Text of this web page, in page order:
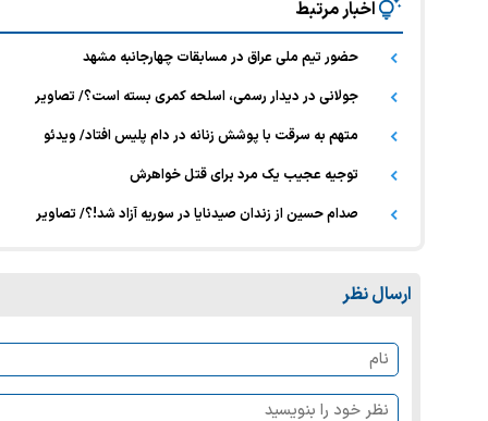
اخبار مرتبط
حضور تیم ملی عراق در مسابقات چهارجانبه مشهد
جولانی در دیدار رسمی، اسلحه کمری بسته است؟/ تصاویر
متهم به سرقت با پوشش زنانه در دام پلیس افتاد/ ویدئو
توجیه عجیب یک مرد برای قتل خواهرش
صدام حسین از زندان صیدنایا در سوریه آزاد شد!؟/ تصاویر
ارسال نظر